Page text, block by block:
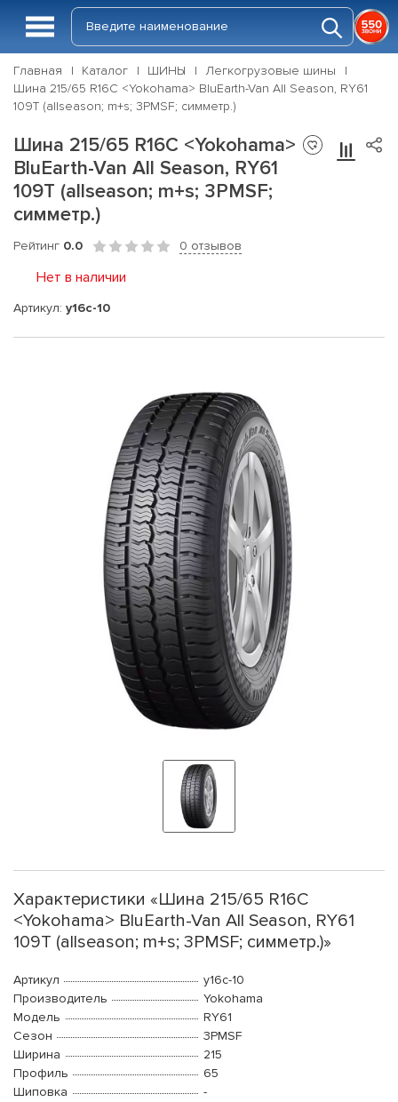
Главная Каталог ШИНЫ
Легкогрузовые шины
Шина 215/65 R16C <Yokohama> BluEarth-Van All Season, RY61
109T (allseason; m+s; 3PMSF; симметр.)
Шина 215/65 R16C <Yokohama>
BluEarth-Van All Season, RY61
109T (allseason; m+s; 3PMSF;
симметр.)
Рейтинг 0.0 0 отзывов
Нет в наличии
Артикул: y16c-10
Характеристики «Шина 215/65 R16C
<Yokohama> BluEarth-Van All Season, RY61
109T (allseason; m+s; 3PMSF; симметр.)»
Артикул
y16c-10
Производитель
Yokohama
Модель
RY61
Сезон
3PMSF
Ширина
215
Профиль
65
Шиповка
-